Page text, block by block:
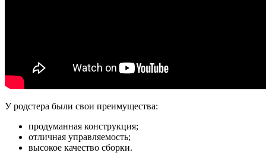
У родстера были свои преимущества:
продуманная конструкция;
отличная управляемость;
высокое качество сборки.